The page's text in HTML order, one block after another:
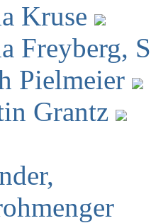
Kruse
Freyberg,
Pielmeier
Grantz